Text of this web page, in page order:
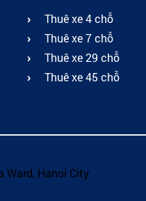
Thuê xe 4 chỗ
Thuê xe 7 chỗ
Thuê xe 29 chỗ
Thuê xe 45 chỗ
Ward, Hanoi City